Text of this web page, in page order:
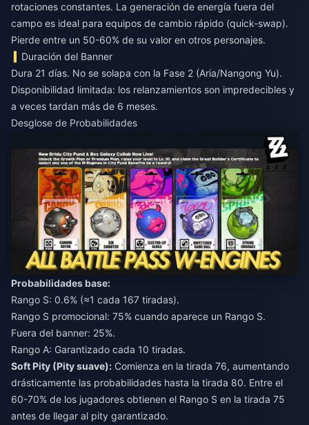
rotaciones constantes. La generación de energía fuera del
campo es ideal para equipos de cambio rápido (quick-swap).
Pierde entre un 50-60% de su valor en otros personajes.
Duración del Banner
Dura 21 días. No se solapa con la Fase 2 (Aria/Nangong Yu).
Disponibilidad limitada: los relanzamientos son impredecibles y
a veces tardan más de 6 meses.
Desglose de Probabilidades
Probabilidades base:
Rango S: 0.6% (≈1 cada 167 tiradas).
Rango S promocional: 75% cuando aparece un Rango S.
Fuera del banner: 25%.
Rango A: Garantizado cada 10 tiradas.
Soft Pity (Pity suave): Comienza en la tirada 76, aumentando
drásticamente las probabilidades hasta la tirada 80. Entre el
60-70% de los jugadores obtienen el Rango S en la tirada 75
antes de llegar al pity garantizado.